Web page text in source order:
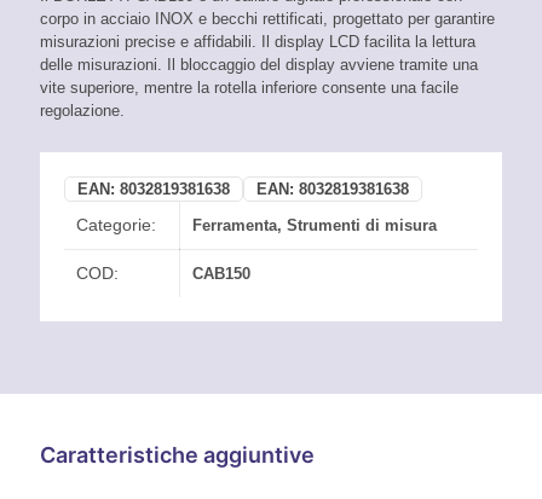
corpo in acciaio INOX e becchi rettificati, progettato per garantire
misurazioni precise e affidabili. Il display LCD facilita la lettura
delle misurazioni. Il bloccaggio del display avviene tramite una
vite superiore, mentre la rotella inferiore consente una facile
regolazione.
EAN: 8032819381638 EAN: 8032819381638
Categorie: Ferramenta, Strumenti di misura
COD: CAB150
Caratteristiche aggiuntive